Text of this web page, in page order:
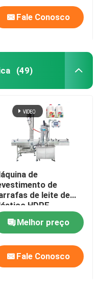
Fale Conosco
(49)
de
de
de leite de
HDPE
Melhor preço
Fale Conosco